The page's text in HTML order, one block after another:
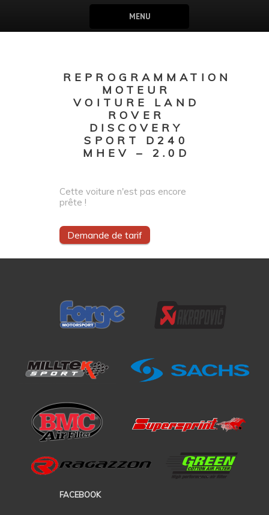
MENU
REPROGRAMMATION
MOTEUR
VOITURE LAND
ROVER
DISCOVERY
SPORT D240
MHEV – 2.0D
Cette voiture n'est pas encore
prête !
Demande de tarif
FACEBOOK